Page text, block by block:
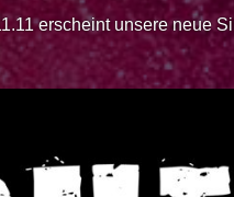
erscheint unsere neue